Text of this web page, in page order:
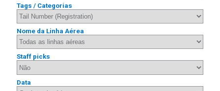
Tags / Categorias
Nome da Linha Aérea
Staff picks
Data